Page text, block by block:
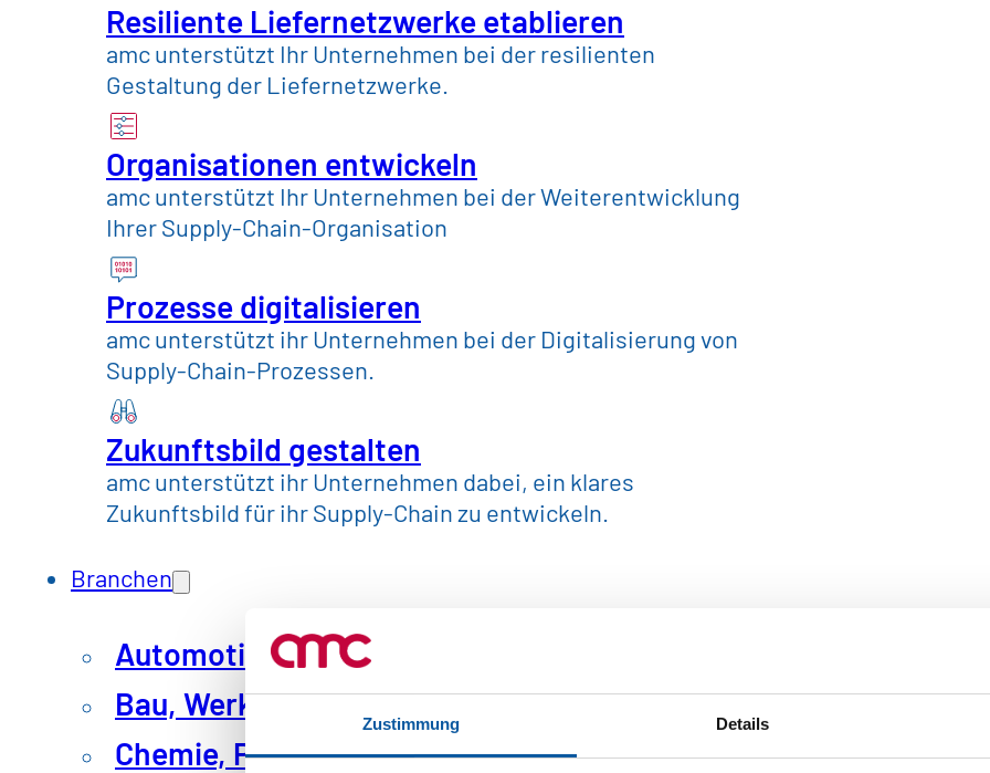
Zustimmung Details
Resiliente Liefernetzwerke etablieren
amc unterstützt Ihr Unternehmen bei der resilienten
Gestaltung der Liefernetzwerke.
Organisationen entwickeln
amc unterstützt Ihr Unternehmen bei der Weiterentwicklung
Ihrer Supply-Chain-Organisation
Prozesse digitalisieren
amc unterstützt ihr Unternehmen bei der Digitalisierung von
Supply-Chain-Prozessen.
Zukunftsbild gestalten
amc unterstützt ihr Unternehmen dabei, ein klares
Zukunftsbild für ihr Supply-Chain zu entwickeln.
Branchen
Automotive & Mobilität
Bau, Werkstoffe & Industrieprodukte
Chemie, Pharma & Kunststoff
Über den Job
Dein Aufgabengebiet bei amc ist anspruchsvoll, die Abstimmungswege
Raum für eigene Ideen und genießt ein hohes Maß an Selbständigkeit.
MITarbeiter und MITunternehmer bist, passt Du perfekt in unser Team.
unserer Mitarbeiter:innen sind uns genauso wichtig wie die unserer
Flexibles und selbstbestimmtes Arbeiten, familienfreundliche
Weiterbildungen und schnelle Übernahme von Verantwortung
Unternehmensphilosophie. Transparente Equal Pay Gehaltsbänder
sind für uns hierbei ebenso selbstverständlich wie klare und
Personalentwicklungspfade.